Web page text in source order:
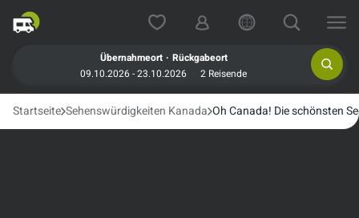
Übernahmeort . Rückgabeort
09.10.2026 - 23.10.2026
2 Reisende
Startseite Sehenswürdigkeiten Kanada Oh Canada! Die schönsten